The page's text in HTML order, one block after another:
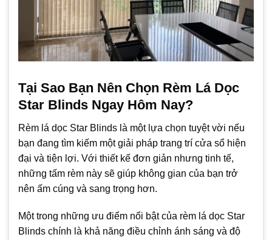
Tại Sao Bạn Nên Chọn Rèm Lá Dọc
Star Blinds Ngay Hôm Nay?
Rèm lá dọc Star Blinds là một lựa chọn tuyệt vời nếu
bạn đang tìm kiếm một giải pháp trang trí cửa sổ hiện
đại và tiện lợi. Với thiết kế đơn giản nhưng tinh tế,
những tấm rèm này sẽ giúp không gian của bạn trở
nên ấm cúng và sang trọng hơn.
Một trong những ưu điểm nổi bật của rèm lá dọc Star
Blinds chính là khả năng điều chỉnh ánh sáng và độ